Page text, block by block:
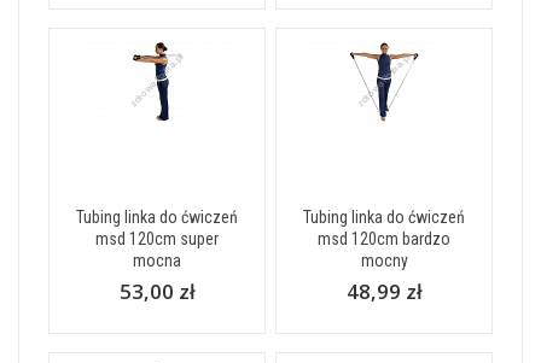
Tubing linka do ćwiczeń
msd 120cm super
mocna
53,00 zł
Tubing linka do ćwiczeń
msd 120cm bardzo
mocny
48,99 zł